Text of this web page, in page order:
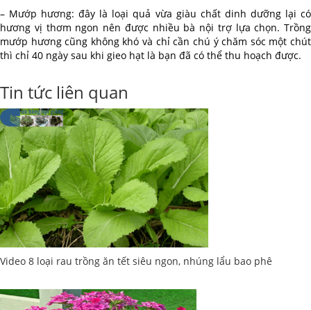
– Mướp hương: đây là loại quả vừa giàu chất dinh dưỡng lại có
hương vị thơm ngon nên được nhiều bà nội trợ lựa chọn. Trồng
mướp hương cũng không khó và chỉ cần chú ý chăm sóc một chút
thì chỉ 40 ngày sau khi gieo hạt là bạn đã có thể thu hoạch được.
Tin tức liên quan
Video 8 loại rau trồng ăn tết siêu ngon, nhúng lẩu bao phê